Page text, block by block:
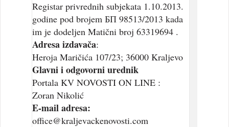
Registar privrednih subjekata 1.10.2013.
godine pod brojem БП 98513/2013 kada
im je dodeljen Matični broj 63319694 .
Adresa izdavača:
Heroja Maričića 107/23; 36000 Kraljevo
Glavni i odgovorni urednik
Portala KV NOVOSTI ON LINE :
Zoran Nikolić
E-mail adresa:
office@kraljevackenovosti.com